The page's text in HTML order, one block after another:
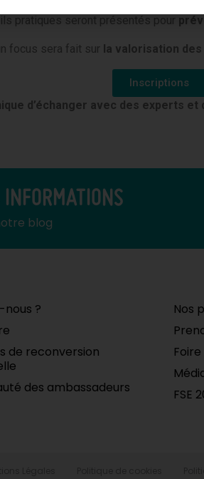
pratiques seront présentés pour
focus sera fait sur la valorisation
Inscriptions
d’échanger avec des experts
INFORMATIONS
blog
nous ?
de reconversion
des ambassadeurs
Nos
FSE